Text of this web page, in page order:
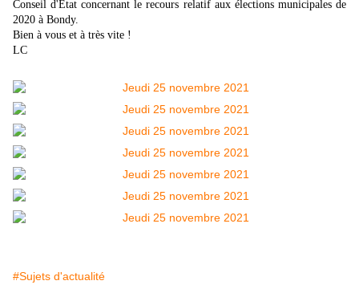
Conseil d'Etat concernant le recours relatif aux élections municipales de
2020 à Bondy.
Bien à vous et à très vite !
LC
#Sujets d'actualité